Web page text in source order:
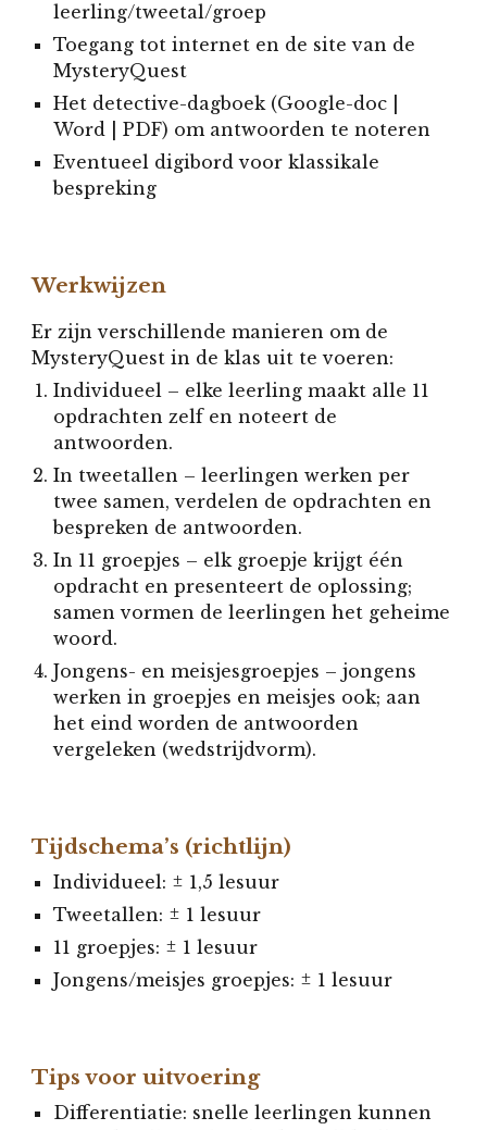
leerling/tweetal/groep
Toegang tot internet en de site van de
MysteryQuest
Het detective-dagboek (Google-doc |
Word | PDF) om antwoorden te noteren
Eventueel digibord voor klassikale
bespreking
Werkwijzen
Er zijn verschillende manieren om de
MysteryQuest in de klas uit te voeren:
Individueel – elke leerling maakt alle 11
opdrachten zelf en noteert de
antwoorden.
In tweetallen – leerlingen werken per
twee samen, verdelen de opdrachten en
bespreken de antwoorden.
In 11 groepjes – elk groepje krijgt één
opdracht en presenteert de oplossing;
samen vormen de leerlingen het geheime
woord.
Jongens- en meisjesgroepjes – jongens
werken in groepjes en meisjes ook; aan
het eind worden de antwoorden
vergeleken (wedstrijdvorm).
Tijdschema’s (richtlijn)
Individueel: ± 1,5 lesuur
Tweetallen: ± 1 lesuur
11 groepjes: ± 1 lesuur
Jongens/meisjes groepjes: ± 1 lesuur
Tips voor uitvoering
Differentiatie: snelle leerlingen kunnen